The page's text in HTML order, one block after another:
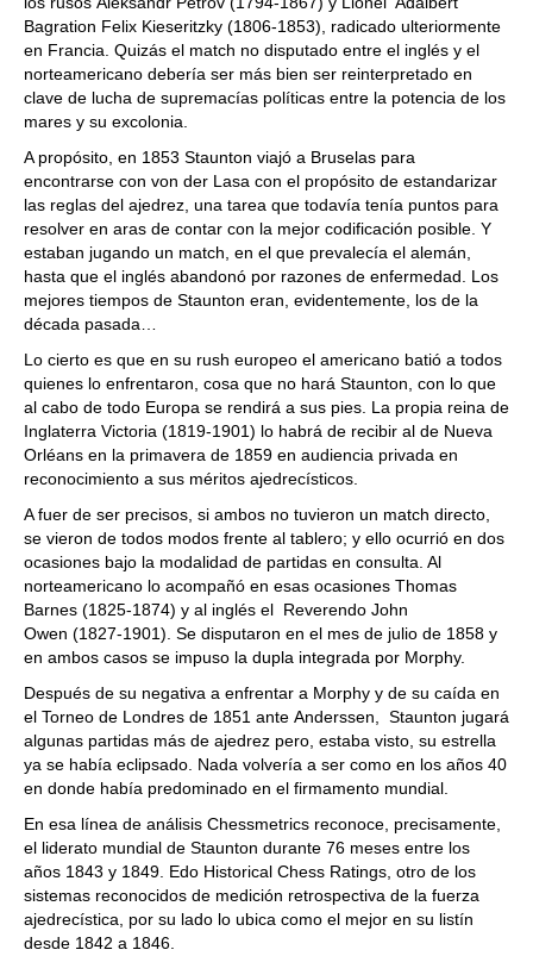
Bagration Felix Kieseritzky (1806-1853), radicado ulteriormente
en Francia. Quizás el match no disputado entre el inglés y el
norteamericano debería ser más bien ser reinterpretado en
clave de lucha de supremacías políticas entre la potencia de los
mares y su excolonia.
A propósito, en 1853 Staunton viajó a Bruselas para
encontrarse con von der Lasa con el propósito de estandarizar
las reglas del ajedrez, una tarea que todavía tenía puntos para
resolver en aras de contar con la mejor codificación posible. Y
estaban jugando un match, en el que prevalecía el alemán,
hasta que el inglés abandonó por razones de enfermedad. Los
mejores tiempos de Staunton eran, evidentemente, los de la
década pasada…
Lo cierto es que en su rush europeo el americano batió a todos
quienes lo enfrentaron, cosa que no hará Staunton, con lo que
al cabo de todo Europa se rendirá a sus pies. La propia reina de
Inglaterra Victoria (1819-1901) lo habrá de recibir al de Nueva
Orléans en la primavera de 1859 en audiencia privada en
reconocimiento a sus méritos ajedrecísticos.
A fuer de ser precisos, si ambos no tuvieron un match directo,
se vieron de todos modos frente al tablero; y ello ocurrió en dos
ocasiones bajo la modalidad de partidas en consulta. Al
norteamericano lo acompañó en esas ocasiones Thomas
Barnes (1825-1874) y al inglés el Reverendo John
Owen (1827-1901). Se disputaron en el mes de julio de 1858 y
en ambos casos se impuso la dupla integrada por Morphy.
Después de su negativa a enfrentar a Morphy y de su caída en
el Torneo de Londres de 1851 ante Anderssen, Staunton jugará
algunas partidas más de ajedrez pero, estaba visto, su estrella
ya se había eclipsado. Nada volvería a ser como en los años 40
en donde había predominado en el firmamento mundial.
En esa línea de análisis Chessmetrics reconoce, precisamente,
el liderato mundial de Staunton durante 76 meses entre los
años 1843 y 1849. Edo Historical Chess Ratings, otro de los
sistemas reconocidos de medición retrospectiva de la fuerza
ajedrecística, por su lado lo ubica como el mejor en su listín
desde 1842 a 1846.